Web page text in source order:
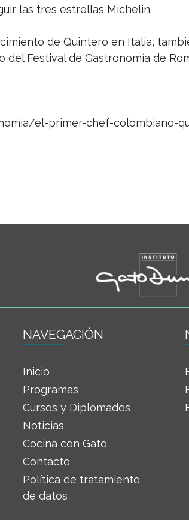
las tres estrellas Michelin.
de Quintero en Italia,
Festival de Gastronomía de
el-primer-chef-colombiano-
NAVEGACIÓN
Inicio
Programas
Cursos y Diplomados
Noticias
Cocina con Gato
Contacto
Política de tratamiento
de datos